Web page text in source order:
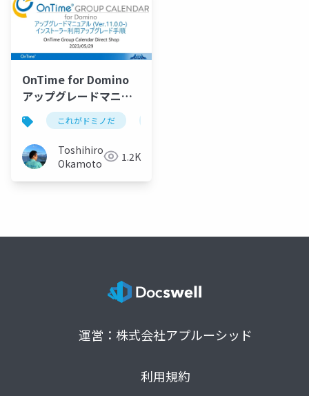
OnTime for Domino
アップグレードマニュ
アル
これがドミノだ
Toshihiro
Okamoto
1.2K
運営：株式会社アプルーシッド
利用規約